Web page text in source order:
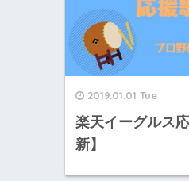
2019.01.01 Tue
楽天イーグルス
新】